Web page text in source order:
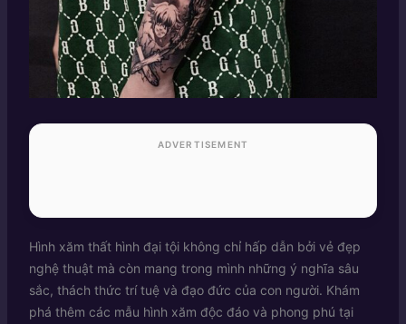
ADVERTISEMENT
Hình xăm thất hình đại tội không chỉ hấp dẫn bởi vẻ đẹp
nghệ thuật mà còn mang trong mình những ý nghĩa sâu
sắc, thách thức trí tuệ và đạo đức của con người. Khám
phá thêm các mẫu hình xăm độc đáo và phong phú tại